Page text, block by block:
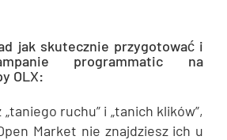
jak skutecznie przygotować i
programmatic na
OLX:
ruchu” i „tanich klików”,
Market nie znajdziesz ich u